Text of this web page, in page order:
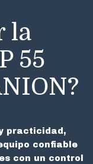
la
55
practicidad,
confiable
con un control